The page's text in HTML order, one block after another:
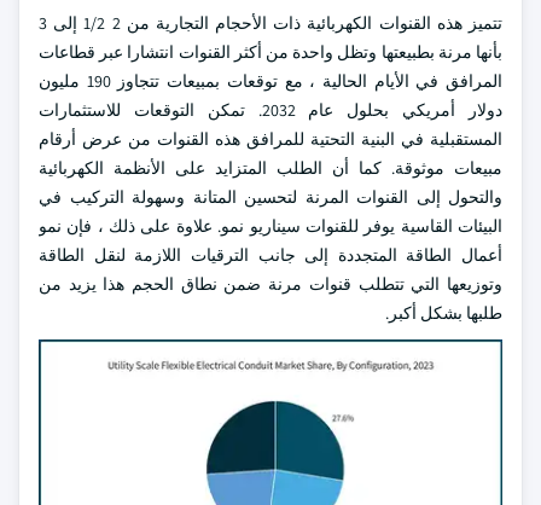
تتميز هذه القنوات الكهربائية ذات الأحجام التجارية من 2 1/2 إلى 3
بأنها مرنة بطبيعتها وتظل واحدة من أكثر القنوات انتشارا عبر قطاعات
المرافق في الأيام الحالية ، مع توقعات بمبيعات تتجاوز 190 مليون
دولار أمريكي بحلول عام 2032. تمكن التوقعات للاستثمارات
المستقبلية في البنية التحتية للمرافق هذه القنوات من عرض أرقام
مبيعات موثوقة. كما أن الطلب المتزايد على الأنظمة الكهربائية
والتحول إلى القنوات المرنة لتحسين المتانة وسهولة التركيب في
البيئات القاسية يوفر للقنوات سيناريو نمو. علاوة على ذلك ، فإن نمو
أعمال الطاقة المتجددة إلى جانب الترقيات اللازمة لنقل الطاقة
وتوزيعها التي تتطلب قنوات مرنة ضمن نطاق الحجم هذا يزيد من
طلبها بشكل أكبر.